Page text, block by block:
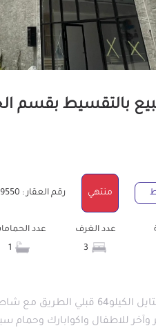
منتهي رقم العقار : 49550
عدد الغرف
عدد
شاليه للبيع بقرية فيرجينيا
وآخر للاطفال واكوابارك وحمام